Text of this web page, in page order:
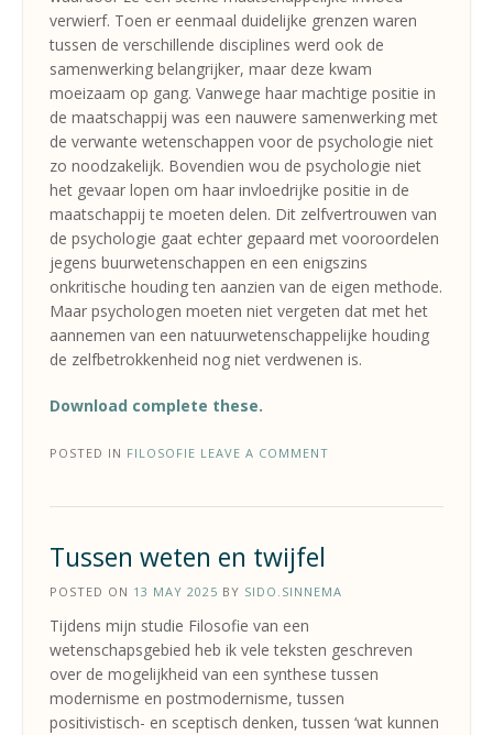
verwierf. Toen er eenmaal duidelijke grenzen waren
tussen de verschillende disciplines werd ook de
samenwerking belangrijker, maar deze kwam
moeizaam op gang. Vanwege haar machtige positie in
de maatschappij was een nauwere samenwerking met
de verwante wetenschappen voor de psychologie niet
zo noodzakelijk. Bovendien wou de psychologie niet
het gevaar lopen om haar invloedrijke positie in de
maatschappij te moeten delen. Dit zelfvertrouwen van
de psychologie gaat echter gepaard met vooroordelen
jegens buurwetenschappen en een enigszins
onkritische houding ten aanzien van de eigen methode.
Maar psychologen moeten niet vergeten dat met het
aannemen van een natuurwetenschappelijke houding
de zelfbetrokkenheid nog niet verdwenen is.
Download complete these.
POSTED IN FILOSOFIE LEAVE A COMMENT
Tussen weten en twijfel
POSTED ON 13 MAY 2025 BY SIDO.SINNEMA
Tijdens mijn studie Filosofie van een
wetenschapsgebied heb ik vele teksten geschreven
over de mogelijkheid van een synthese tussen
modernisme en postmodernisme, tussen
positivistisch- en sceptisch denken, tussen ‘wat kunnen